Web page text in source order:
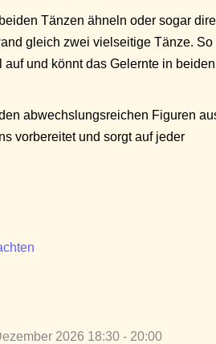
Tänzen ähneln oder sogar
gleich zwei vielseitige Tänze. So
und könnt das Gelernte in beiden
abwechslungsreichen Figuren
vorbereitet und sorgt auf jeder
2026 18:30 - 20:00